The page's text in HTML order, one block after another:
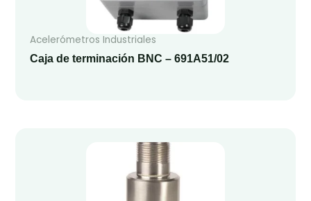
Acelerómetros Industriales
Caja de terminación BNC – 691A51/02